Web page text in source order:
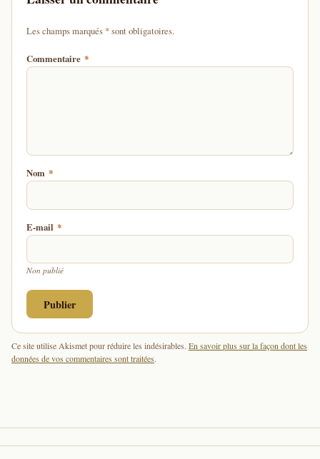
Les champs marqués *d'un astérisque
sont obligatoires.
Commentaire *
Nom *
E-mail *
Non publié
Ce site utilise Akismet pour réduire les indésirables. En savoir plus sur la façon dont les
données de vos commentaires sont traitées.